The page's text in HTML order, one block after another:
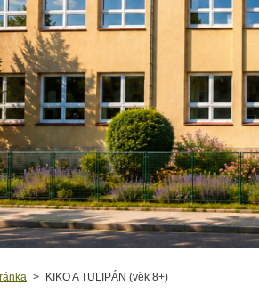
> KIKO A TULIPÁN (věk 8+)